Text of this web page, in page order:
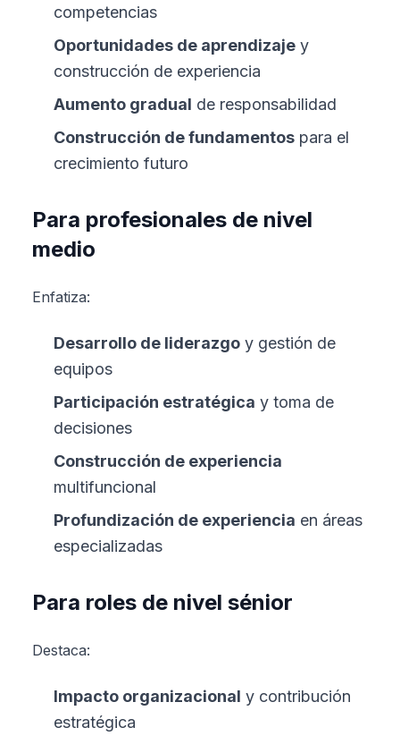
competencias
Oportunidades de aprendizaje y
construcción de experiencia
Aumento gradual de responsabilidad
Construcción de fundamentos para el
crecimiento futuro
Para profesionales de nivel
medio
Enfatiza:
Desarrollo de liderazgo y gestión de
equipos
Participación estratégica y toma de
decisiones
Construcción de experiencia
multifuncional
Profundización de experiencia en áreas
especializadas
Para roles de nivel sénior
Destaca:
Impacto organizacional y contribución
estratégica